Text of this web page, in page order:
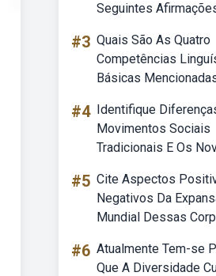
Seguintes
#3 Quais São As Quatro
Competências
Básicas
#4 Identifique
Movimentos Sociais
Tradicionais E Os
#5 Cite Aspectos
Negativos Da
Mundial Dessas
#6 Atualmente Tem-se
Que A Diversidade